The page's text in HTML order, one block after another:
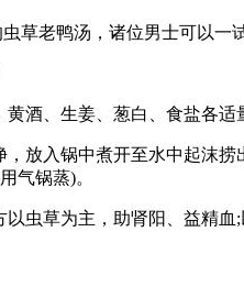
老鸭汤，诸位男士可以一试
酒、生姜、葱白、食盐各适
入锅中煮开至水中起沫捞
气锅蒸)。
草为主，助肾阳、益精血;